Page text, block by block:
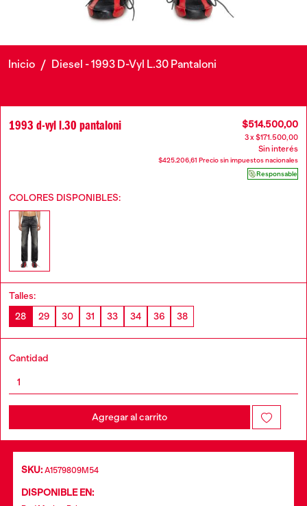
Inicio / Diesel - 1993 D-Vyl L.30 Pantaloni
1993 d-vyl l.30 pantaloni $514.500,00
3 x $171.500,00
Sin interés
$425.206,61 Precio sin impuestos nacionales
Responsable
COLORES DISPONIBLES:
Talles:
28
29 30 31 33 34 36 38
Cantidad
Agregar al carrito
SKU: A1579809M54
DISPONIBLE EN: